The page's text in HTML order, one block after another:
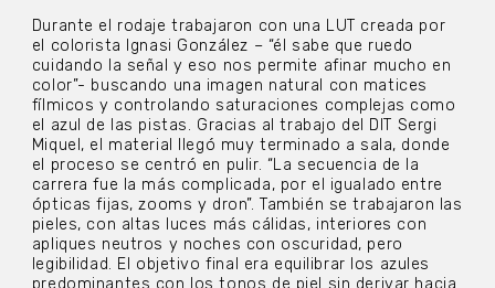
Durante el rodaje trabajaron con una LUT creada por
el colorista Ignasi González – “él sabe que ruedo
cuidando la señal y eso nos permite afinar mucho en
color”- buscando una imagen natural con matices
fílmicos y controlando saturaciones complejas como
el azul de las pistas. Gracias al trabajo del DIT Sergi
Miquel, el material llegó muy terminado a sala, donde
el proceso se centró en pulir. “La secuencia de la
carrera fue la más complicada, por el igualado entre
ópticas fijas, zooms y dron”. También se trabajaron las
pieles, con altas luces más cálidas, interiores con
apliques neutros y noches con oscuridad, pero
legibilidad. El objetivo final era equilibrar los azules
predominantes con los tonos de piel sin derivar hacia